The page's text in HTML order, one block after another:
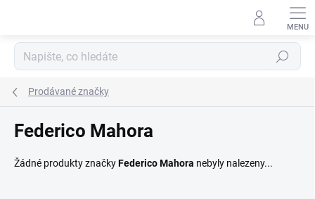
Hledat
Prodávané značky
Federico Mahora
Žádné produkty značkyFederico Mahora nebyly nalezeny...